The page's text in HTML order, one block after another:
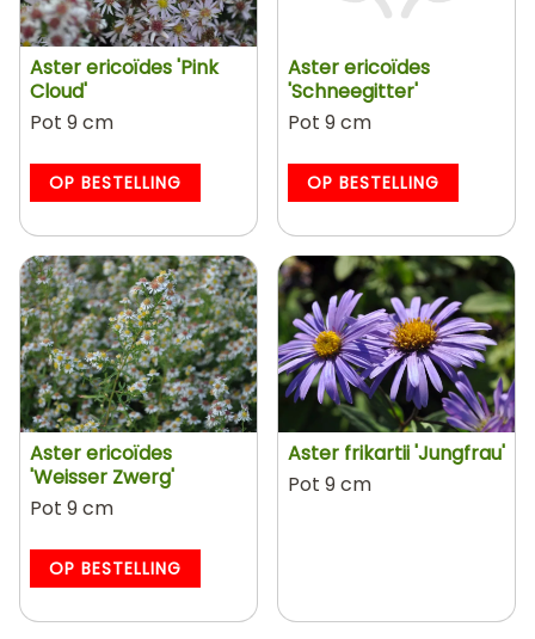
Aster ericoïdes 'Pink
Cloud'
Pot 9 cm
OP BESTELLING
Aster ericoïdes
'Schneegitter'
Pot 9 cm
OP BESTELLING
Aster ericoïdes
'Weisser Zwerg'
Pot 9 cm
OP BESTELLING
Aster frikartii 'Jungfrau'
Pot 9 cm